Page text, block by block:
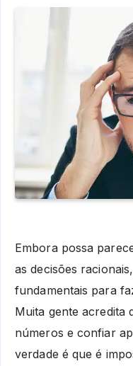
Embora possa
as decisões
fundamentais para
Muita gente acredita
números e confiar
verdade é que é